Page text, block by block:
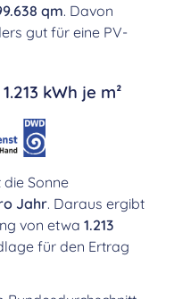
qm. Davon
gut für eine PV-
kWh je m²
Sonne
Jahr. Daraus ergibt
von etwa 1.213
für den Ertrag